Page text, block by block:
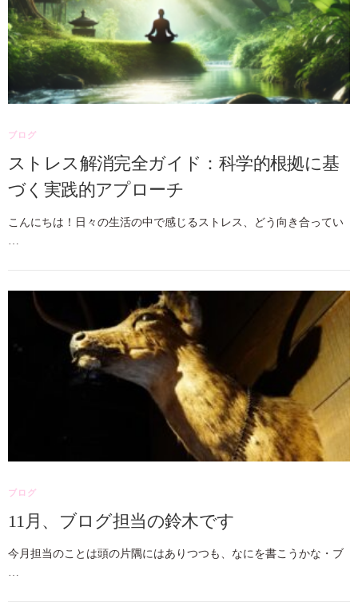
ブログ
ストレス解消完全ガイド：科学的根拠に基
づく実践的アプローチ
こんにちは！日々の生活の中で感じるストレス、どう向き合ってい
…
ブログ
11月、ブログ担当の鈴木です
今月担当のことは頭の片隅にはありつつも、なにを書こうかな・ブ
…